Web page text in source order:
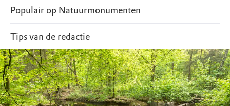
Populair op Natuurmonumenten
Tips van de redactie